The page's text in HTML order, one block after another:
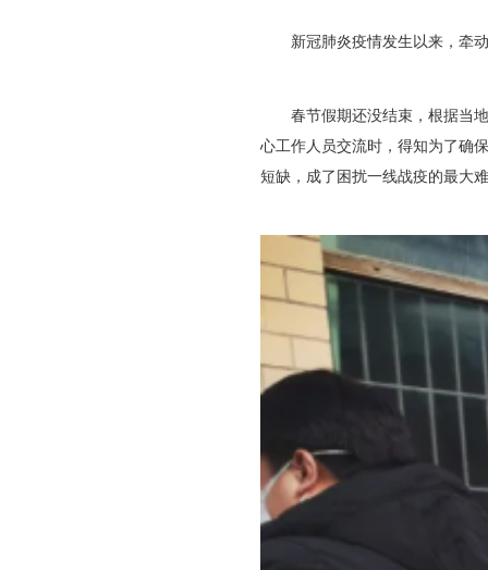
新冠肺炎疫情发生以来，牵动
春节假期还没结束，根据当地
心工作人员交流时，得知为了确
短缺，成了困扰一线战疫的最大